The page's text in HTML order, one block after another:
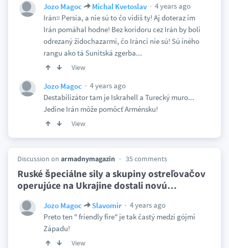
Jozo Magoc Michal Kvetoslav
4 years ago
Irán= Persia, a nie sú to čo vidíš ty! Aj doteraz im
Irán pomáhal hodne! Bez koridoru cez Irán by boli
odrezaný židochazarmi, čo Iránci nie sú! Sú iného
rangu ako tá Sunitská zgerba...
View
Jozo Magoc
4 years ago
Destabilizátor tam je Iskrahell a Turecký muro...
Jedine Irán môže pomôcť Arménsku!
View
Discussion on armadnymagazin 35 comments
Ruské špeciálne sily a skupiny ostreľovačov
operujúce na Ukrajine dostali novú…
Jozo Magoc Slavomir
4 years ago
Preto ten " friendly fire" je tak častý medzi gójmi
Západu!
View